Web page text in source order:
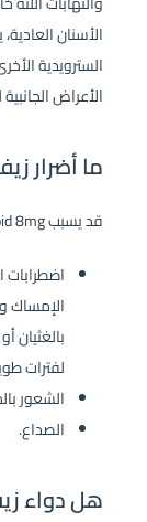
الأسنان
السترويدية
الأعراض الجانبية
ما أضرار
قد يسبب xefo rapid 8mg بعض الأعراض الجانبية الشائعة، مثل:
الإمساك
بالغثيان
لفترات
الشعور
الصداع.
هل دواء